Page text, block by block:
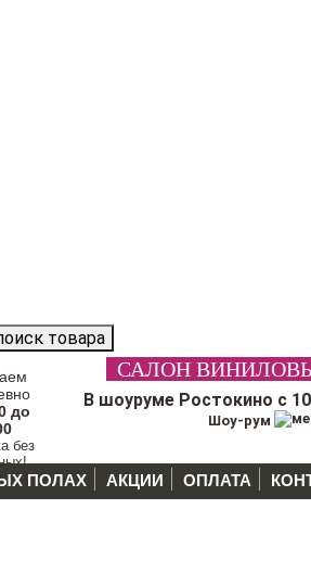
товара
до
без
САЛОН
В шоуруме Ростокино с
Шоу-рум
ПОЛАХ АКЦИИ ОПЛАТА